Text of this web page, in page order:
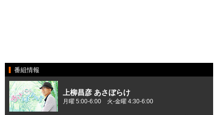
番組情報
上柳昌彦 あさぼらけ
月曜 5:00-6:00 火-金曜 4:30-6:00